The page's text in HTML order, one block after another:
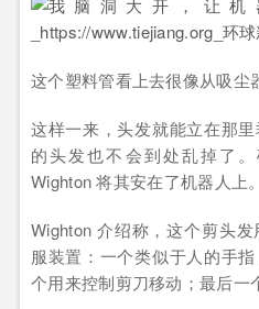
这个塑料管看上去很像从吸尘
这样一来，头发就能立在那
的头发也不会到处乱掉了
Wighton 将其安在了机器人上。
Wighton 介绍称，这个剪头
服装置：一个类似于人的手
个用来控制剪刀移动；最后一